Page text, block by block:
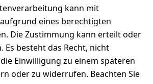
kann mit
eines berechtigten
Die Zustimmung kann erteilt oder
Es besteht das Recht, nicht
Einwilligung zu einem späteren
oder zu widerrufen. Beachten Sie